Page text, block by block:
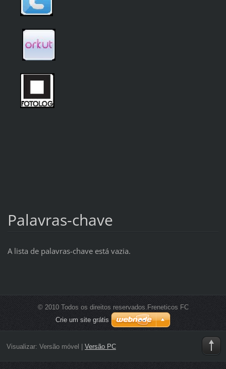
Palavras-chave
A lista de palavras-chave está vazia.
© 2010 Todos os direitos reservados.Freneticos FC
Crie um site grátis
Visualizar: Versão móvel Versão PC